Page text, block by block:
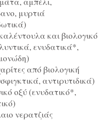
μυρτιά
και βιολογικό
ενυδατικά*,
από βιολογική
αντιρυτιδικά)
οξύ (ενυδατικό*,
νερατζιάς